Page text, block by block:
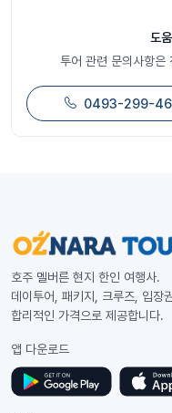
도
투어 관련 문의사항은
0493-299-
호주 멜버른 현지 한인 여행사.
데이투어, 패키지, 크루즈, 입장
합리적인 가격으로 제공합니다.
앱 다운로드